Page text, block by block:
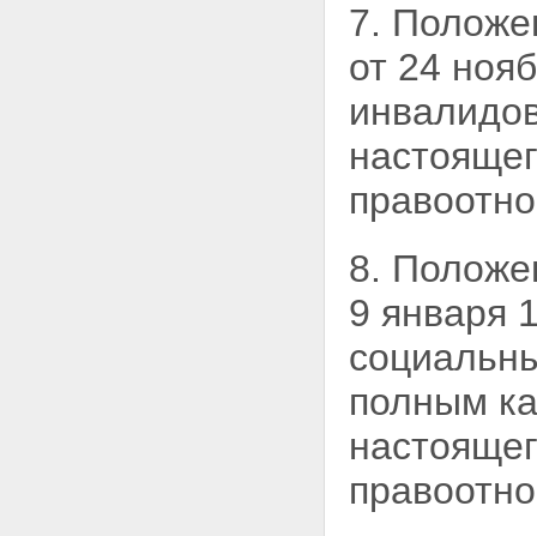
7.
от 24
8.
9 января
полным